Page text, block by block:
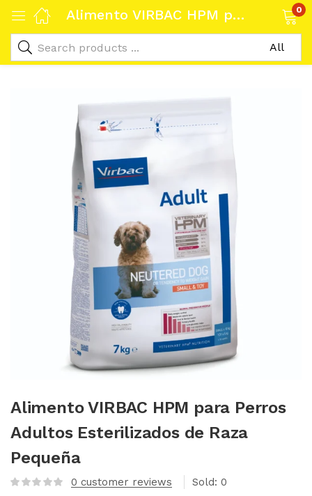
Alimento VIRBAC HPM para Perros Adultos Esterilizados de Raza Pequeña 0
Alimento VIRBAC HPM para Perros
Adultos Esterilizados de Raza
Pequeña
0 customer reviews Sold: 0